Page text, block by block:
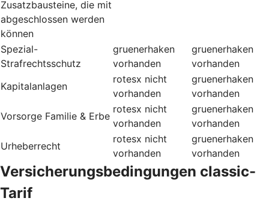
Zusatzbausteine, die mit
abgeschlossen werden
können
Spezial-
Strafrechtsschutz
gruenerhaken
vorhanden
gruenerhaken
vorhanden
Kapitalanlagen
rotesx nicht
vorhanden
gruenerhaken
vorhanden
Vorsorge Familie & Erbe
rotesx nicht
vorhanden
gruenerhaken
vorhanden
Urheberrecht
rotesx nicht
vorhanden
gruenerhaken
vorhanden
Versicherungsbedingungen classic-
Tarif